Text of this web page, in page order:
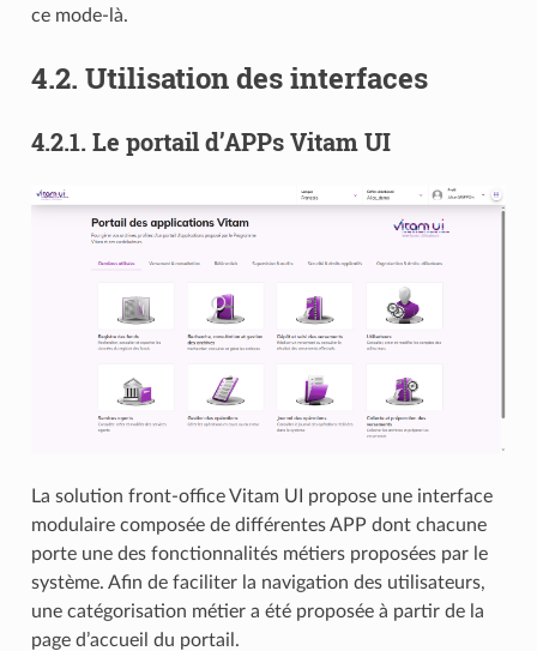
ce mode-là.
4.2. Utilisation des interfaces
4.2.1. Le portail d’APPs Vitam UI
La solution front-office Vitam UI propose une interface
modulaire composée de différentes APP dont chacune
porte une des fonctionnalités métiers proposées par le
système. Afin de faciliter la navigation des utilisateurs,
une catégorisation métier a été proposée à partir de la
page d’accueil du portail.